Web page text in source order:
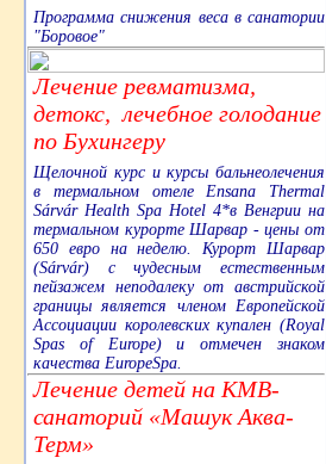
Программа снижения веса в санатории
"Боровое"
Лечение ревматизма,
детокс, лечебное голодание
по Бухингеру
Щелочной курс и курсы бальнеолечения
в термальном отеле Ensana Thermal
Sárvár Health Spa Hotel 4*в Венгрии на
термальном курорте Шарвар - цены от
650 евро на неделю. Курорт Шарвар
(Sárvár) с чудесным естественным
пейзажем неподалеку от австрийской
границы является членом Европейской
Ассоциации королевских купален (Royal
Spas of Europe) и отмечен знаком
качества EuropeSpa.
Лечение детей на КМВ-
санаторий «Машук Аква-
Терм»